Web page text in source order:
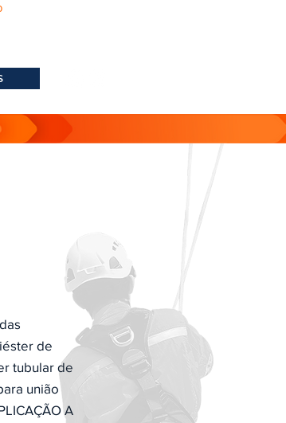
de
tubular de
união
A